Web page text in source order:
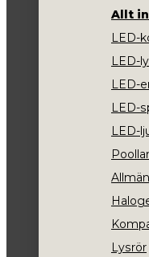
Allt
LED-
LED-
LED-
LED-
LED-
Lysrör